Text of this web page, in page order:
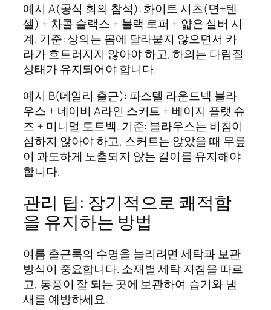
예시 A(공식 회의 참석): 화이트 셔츠(면+텐
셀) + 차콜 슬랙스 + 블랙 로퍼 + 얇은 실버 시
계. 기준: 상의는 몸에 달라붙지 않으면서 카
라가 흐트러지지 않아야 하고, 하의는 다림질
상태가 유지되어야 합니다.
예시 B(데일리 출근): 파스텔 라운드넥 블라
우스 + 네이비 A라인 스커트 + 베이지 플랫 슈
즈 + 미니멀 토트백. 기준: 블라우스는 비침이
심하지 않아야 하고, 스커트는 앉았을 때 무릎
이 과도하게 노출되지 않는 길이를 유지해야
합니다.
관리 팁: 장기적으로 쾌적함
을 유지하는 방법
여름 출근룩의 수명을 늘리려면 세탁과 보관
방식이 중요합니다. 소재별 세탁 지침을 따르
고, 통풍이 잘 되는 곳에 보관하여 습기와 냄
새를 예방하세요.